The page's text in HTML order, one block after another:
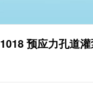
1018 预应力孔道